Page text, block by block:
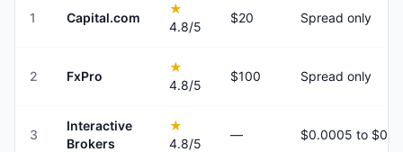
1 Capital.com
★
4.8/5
$20 Spread only
2 FxPro
★
4.8/5
$100 Spread only
3
Interactive
Brokers
★
4.8/5
—